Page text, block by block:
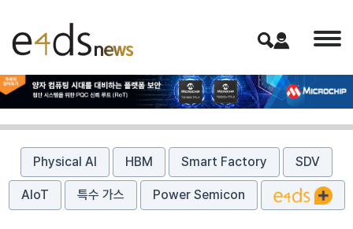
Physical AI HBM Smart Factory SDV
AIoT 특수 가스 Power Semicon